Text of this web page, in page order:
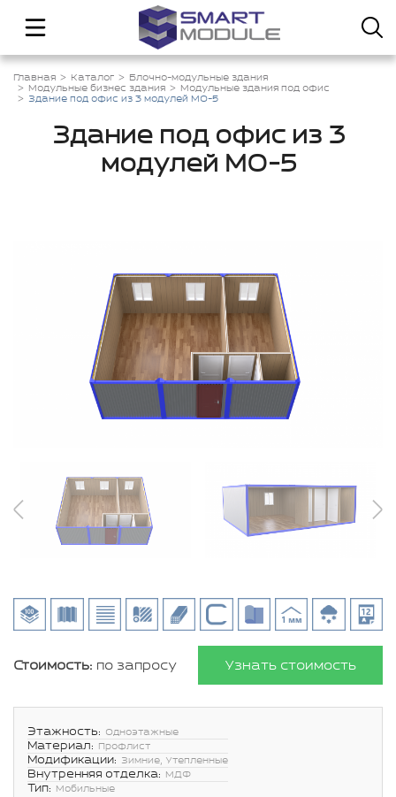
Главная Каталог
Блочно-модульные здания
Модульные бизнес здания
Модульные здания под офис
Здание под офис из 3 модулей МО-5
Здание под офис из 3
модулей МО-5
Стоимость: по запросу Узнать стоимость
Этажность: Одноэтажные
Материал: Профлист
Модификации: Зимние, Утепленные
Внутренняя отделка: МДФ
Тип: Мобильные